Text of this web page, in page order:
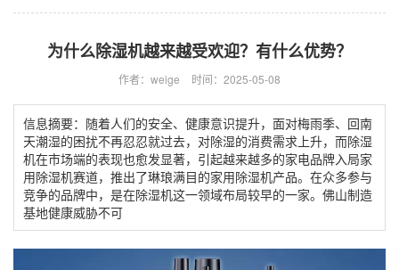
为什么除湿机越来越受欢迎？有什么优势？
作者：weige 时间：2025-05-08
信息摘要：随着人们的安全、健康意识提升，面对梅雨季、回南
天潮湿的困扰不再忍忍就过去，对除湿的消费需求上升，而除湿
机在市场端的表现也愈发显著，引起越来越多的家电品牌入局家
用除湿机赛道，推出了琳琅满目的家用除湿机产品。在众多参与
竞争的品牌中，是在除湿机这一领域布局较早的一家。佛山制造
基地健康威胁不可